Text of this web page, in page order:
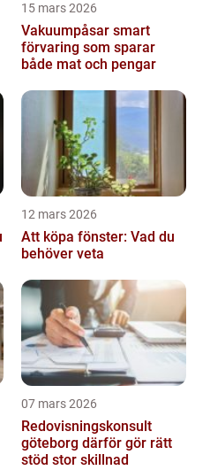
15 mars 2026
Vakuumpåsar smart
förvaring som sparar
både mat och pengar
12 mars 2026
Att köpa fönster: Vad du
behöver veta
07 mars 2026
Redovisningskonsult
göteborg därför gör rätt
stöd stor skillnad